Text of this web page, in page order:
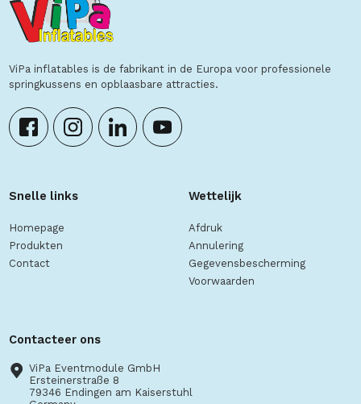
ViPa inflatables is de fabrikant in de Europa voor professionele
springkussens en opblaasbare attracties.
Snelle links
Homepage
Produkten
Contact
Wettelijk
Afdruk
Annulering
Gegevensbescherming
Voorwaarden
Contacteer ons
ViPa Eventmodule GmbH
Ersteinerstraße 8
79346 Endingen am Kaiserstuhl